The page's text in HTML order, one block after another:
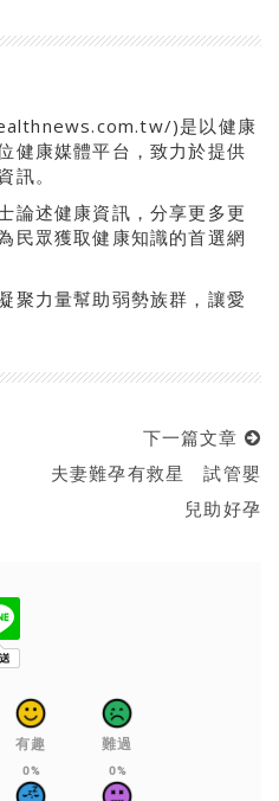
)是以健康
健康媒體平台，致力於提供
訊。
論述健康資訊，分享更多更
民眾獲取健康知識的首選網
聚力量幫助弱勢族群，讓愛
下一篇文章
夫妻難孕有救星 試管嬰
兒助好孕
有趣
0%
難過
0%